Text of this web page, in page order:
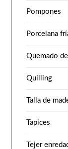
Pompones
Porcelana
Quemado
Quilling
Talla de
Tapices
Tejer